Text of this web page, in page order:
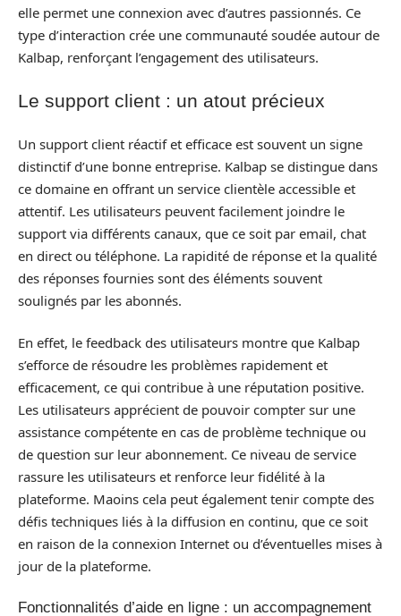
elle permet une connexion avec d’autres passionnés. Ce
type d’interaction crée une communauté soudée autour de
Kalbap, renforçant l’engagement des utilisateurs.
Le support client : un atout précieux
Un support client réactif et efficace est souvent un signe
distinctif d’une bonne entreprise. Kalbap se distingue dans
ce domaine en offrant un service clientèle accessible et
attentif. Les utilisateurs peuvent facilement joindre le
support via différents canaux, que ce soit par email, chat
en direct ou téléphone. La rapidité de réponse et la qualité
des réponses fournies sont des éléments souvent
soulignés par les abonnés.
En effet, le feedback des utilisateurs montre que Kalbap
s’efforce de résoudre les problèmes rapidement et
efficacement, ce qui contribue à une réputation positive.
Les utilisateurs apprécient de pouvoir compter sur une
assistance compétente en cas de problème technique ou
de question sur leur abonnement. Ce niveau de service
rassure les utilisateurs et renforce leur fidélité à la
plateforme. Maoins cela peut également tenir compte des
défis techniques liés à la diffusion en continu, que ce soit
en raison de la connexion Internet ou d’éventuelles mises à
jour de la plateforme.
Fonctionnalités d’aide en ligne : un accompagnement